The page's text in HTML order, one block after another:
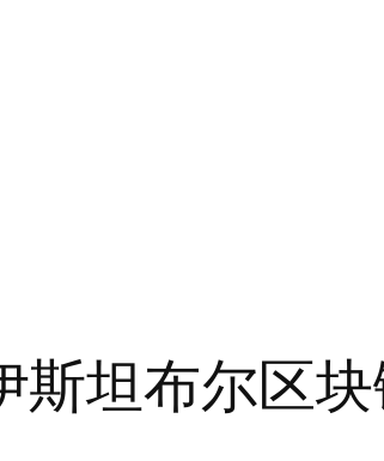
斯坦布尔区